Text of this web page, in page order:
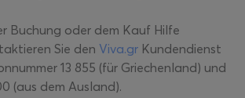
Buchung oder dem Kauf Hilfe
Sie den Viva.gr Kundendienst
13 855 (für Griechenland) und
(aus dem Ausland).